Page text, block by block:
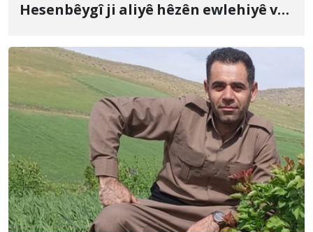
Hesenbêygî ji aliyê hêzên ewlehiyê ve